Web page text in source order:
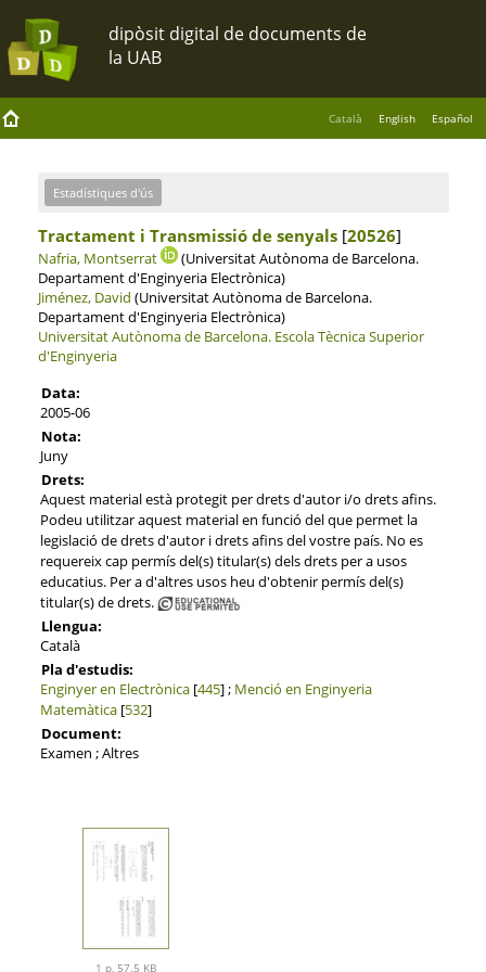
Català English Español
Estadístiques d'ús
Tractament i Transmissió de senyals[20526]
Nafria, Montserrat
(Universitat Autònoma de Barcelona.
Departament d'Enginyeria Electrònica)
Jiménez, David (Universitat Autònoma de Barcelona.
Departament d'Enginyeria Electrònica)
Universitat Autònoma de Barcelona. Escola Tècnica Superior
d'Enginyeria
Data:
2005-06
Nota:
Juny
Drets:
Aquest material està protegit per drets d'autor i/o drets afins.
Podeu utilitzar aquest material en funció del que permet la
legislació de drets d'autor i drets afins del vostre país. No es
requereix cap permís del(s) titular(s) dels drets per a usos
educatius. Per a d'altres usos heu d'obtenir permís del(s)
titular(s) de drets.
Llengua:
Català
Pla d'estudis:
Enginyer en Electrònica[445] ; Menció en Enginyeria
Matemàtica[532]
Document:
Examen ; Altres
1 p, 57.5 KB